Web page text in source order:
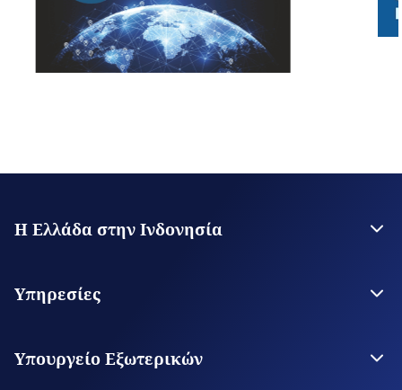
Η Ελλάδα στην Ινδονησία
Επικοινωνία
Υπηρεσίες
Υπηρεσίες για τον Πολίτη
Ψηφιακές Προξενικές Υπηρεσίες
Υπουργείο Εξωτερικών